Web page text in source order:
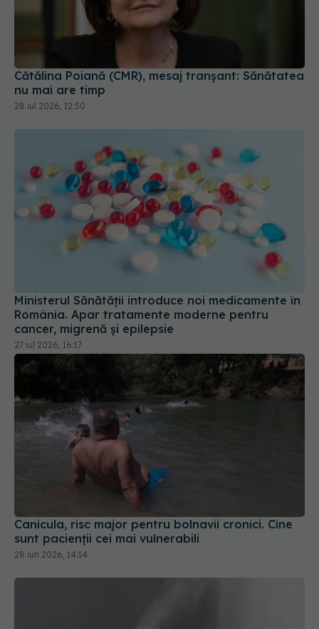
Cătălina Poiană (CMR), mesaj tranșant: Sănătatea
28 iul 2026, 12:50
Ministerul Sănătății introduce noi medicamente în
cancer, migrenă și epilepsie
27 iul 2026, 16:17
Canicula, risc major pentru bolnavii cronici. Cine
sunt pacienții cei mai vulnerabili
28 iun 2026, 14:14